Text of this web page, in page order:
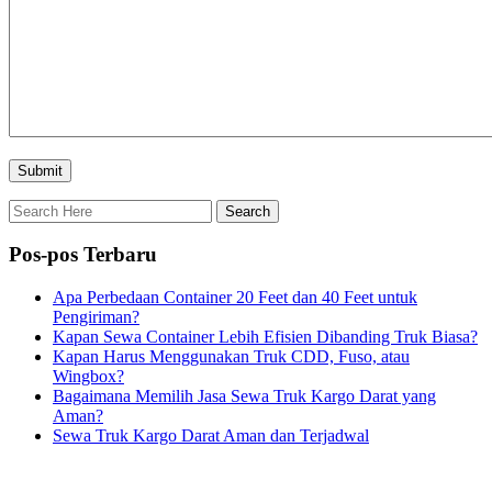
Pos-pos Terbaru
Apa Perbedaan Container 20 Feet dan 40 Feet untuk
Pengiriman?
Kapan Sewa Container Lebih Efisien Dibanding Truk Biasa?
Kapan Harus Menggunakan Truk CDD, Fuso, atau
Wingbox?
Bagaimana Memilih Jasa Sewa Truk Kargo Darat yang
Aman?
Sewa Truk Kargo Darat Aman dan Terjadwal